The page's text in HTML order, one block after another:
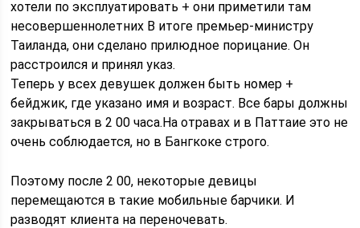
хотели по эксплуатировать + они приметили там
несовершеннолетних В итоге премьер-министру
Таиланда, они сделано прилюдное порицание. Он
расстроился и принял указ.
Теперь у всех девушек должен быть номер +
бейджик, где указано имя и возраст. Все бары должны
закрываться в 2 00 часа.На отравах и в Паттаие это не
очень соблюдается, но в Бангкоке строго.
Поэтому после 2 00, некоторые девицы
перемещаются в такие мобильные барчики. И
разводят клиента на переночевать.